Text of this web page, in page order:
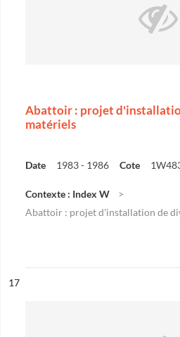
Abattoir : projet
matériels
Date 1983 - 1986 Cote
Contexte : Index W
Abattoir : projet d'installation de
n°
17